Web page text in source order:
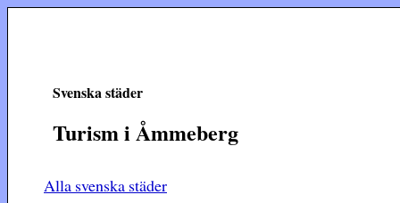
Svenska städer
Turism i Åmmeberg
Alla svenska städer